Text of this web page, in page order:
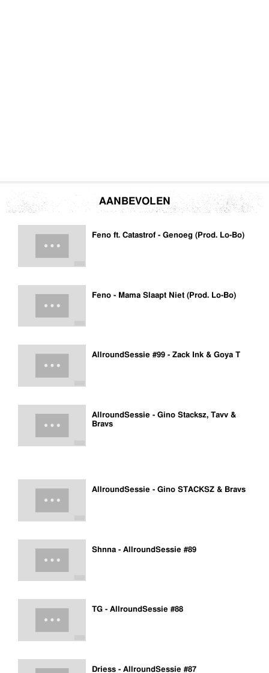
AANBEVOLEN
Feno ft. Catastrof - Genoeg (Prod. Lo-Bo)
Feno - Mama Slaapt Niet (Prod. Lo-Bo)
AllroundSessie #99 - Zack Ink & Goya T
AllroundSessie - Gino Stacksz, Tavv &
Bravs
AllroundSessie - Gino STACKSZ & Bravs
Shnna - AllroundSessie #89
TG - AllroundSessie #88
Driess - AllroundSessie #87